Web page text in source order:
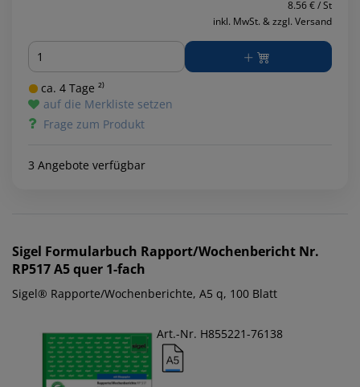
8.56 € / St
inkl. MwSt. & zzgl. Versand
Menge
ca. 4 Tage ²⁾
auf die Merkliste setzen
Frage zum Produkt
3 Angebote verfügbar
Sigel Formularbuch Rapport/Wochenbericht Nr.
RP517 A5 quer 1-fach
Sigel® Rapporte/Wochenberichte, A5 q, 100 Blatt
Art.-Nr. H855221-76138